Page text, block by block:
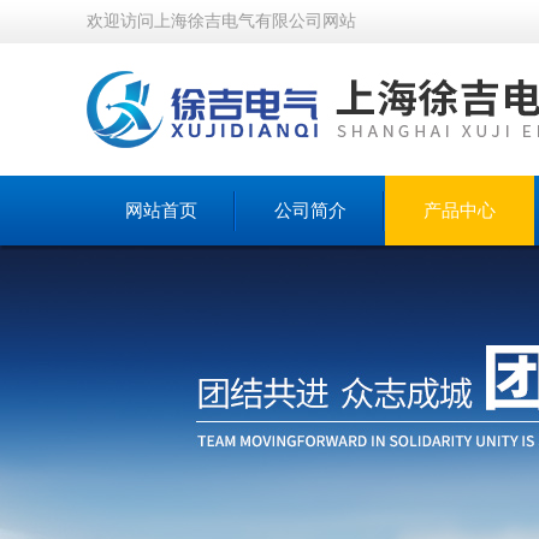
欢迎访问上海徐吉电气有限公司网站
网站首页 公司简介 产品中心